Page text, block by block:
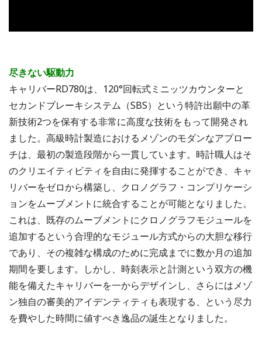
尽きない駆動力
キャリバーRD780は、120°回転式ミニッツカウンターと
セカンドブレーキシステム（SBS）という特許出願中の革
新技術2つを保有する非常に高度な技術をもって開発され
ました。高級時計製造におけるメゾンのモダンなアプロー
チは、最初の製造段階から一貫しています。時計職人はそ
のクリエイティビティを自由に発揮することができ、キャ
リバーをゼロから構築し、クロノグラフ・コンプリケーシ
ョンをムーブメントに統合することが可能となりました。
これは、既存のムーブメントにクロノグラフモジュールを
追加するという合理的なモジュール方式からの大胆な移行
であり、その複雑な構成のために完成までに数か月の追加
期間を要します。しかし、時刻表示と計測という双方の機
能を備えたキャリバーを一からデザインし、さらにはメゾ
ン独自の審美的アイデンティティも表現する、という尽力
を費やした時間に値すべき逸品の誕生となりました。